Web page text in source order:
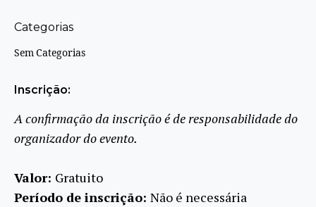
Categorias
Sem Categorias
Inscrição:
A confirmação da inscrição é de responsabilidade do
organizador do evento.
Valor: Gratuito
Período de inscrição: Não é necessária